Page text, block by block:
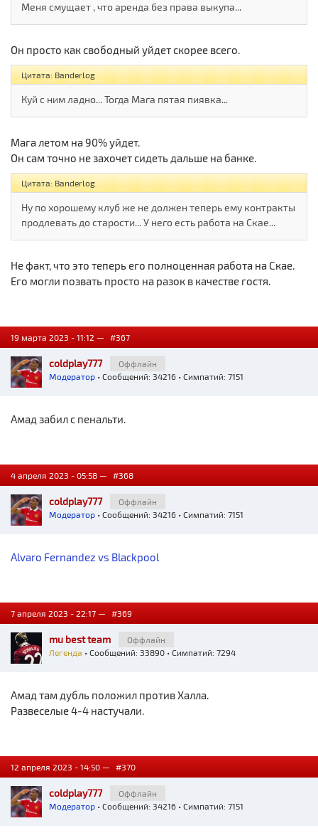
Меня смущает , что аренда без права выкупа...
Он просто как свободный уйдет скорее всего.
Цитата: Banderlog
Куй с ним ладно... Тогда Мага пятая пиявка...
Мага летом на 90% уйдет.
Он сам точно не захочет сидеть дальше на банке.
Цитата: Banderlog
Ну по хорошему клуб же не должен теперь ему контракты
продлевать до старости... У него есть работа на Скае...
Не факт, что это теперь его полноценная работа на Скае.
Его могли позвать просто на разок в качестве гостя.
19 марта 2023 - 11:12 — #367
coldplay777
Оффлайн
Модератор • Сообщений: 34216 • Симпатий: 7151
Амад забил с пенальти.
4 апреля 2023 - 05:58 — #368
coldplay777
Оффлайн
Модератор • Сообщений: 34216 • Симпатий: 7151
Alvaro Fernandez vs Blackpool
7 апреля 2023 - 22:17 — #369
mu best team
Оффлайн
Легенда • Сообщений: 33890 • Симпатий: 7294
Амад там дубль положил против Халла.
Развеселые 4-4 настучали.
12 апреля 2023 - 14:50 — #370
coldplay777
Оффлайн
Модератор • Сообщений: 34216 • Симпатий: 7151